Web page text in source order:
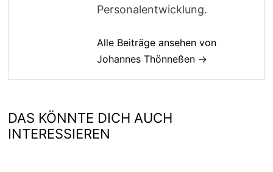
Personalentwicklung.
Alle Beiträge ansehen von
Johannes Thönneßen →
DAS KÖNNTE DICH AUCH
INTERESSIEREN